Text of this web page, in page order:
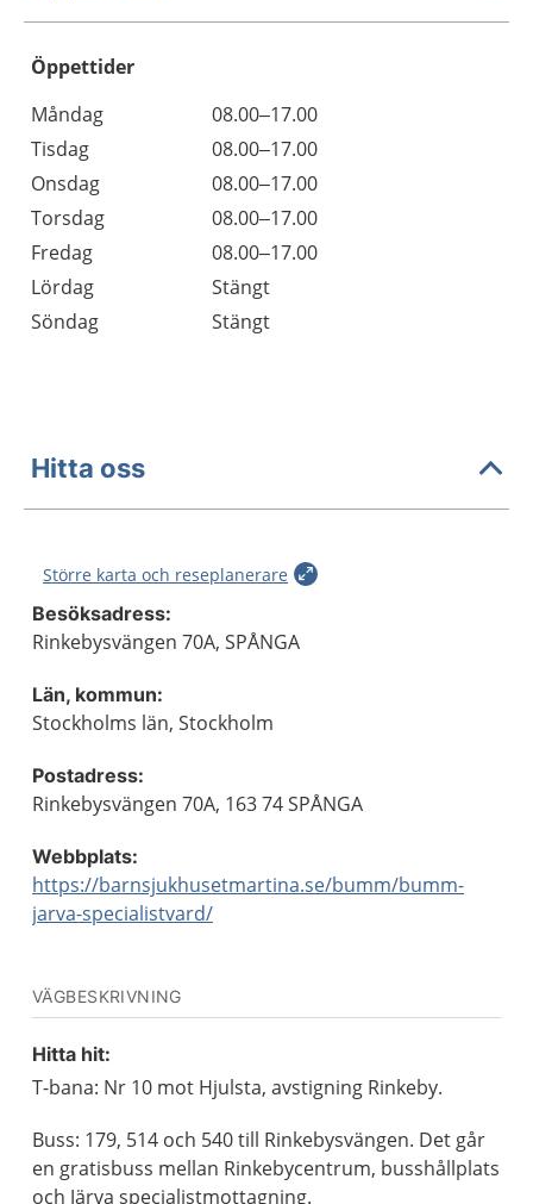
Öppettider
Dag
Öppettider
Kommentarer
Måndag
08.00–17.00
Tisdag
08.00–17.00
Onsdag
08.00–17.00
Torsdag
08.00–17.00
Fredag
08.00–17.00
Lördag
Stängt
Söndag
Stängt
Hitta oss
Större karta och reseplanerare
Besöksadress:
Rinkebysvängen 70A, SPÅNGA
Län, kommun:
Stockholms län, Stockholm
Postadress:
Rinkebysvängen 70A, 163 74 SPÅNGA
Webbplats:
https://barnsjukhusetmartina.se/bumm/bumm-
jarva-specialistvard/
VÄGBESKRIVNING
Hitta hit:
T-bana: Nr 10 mot Hjulsta, avstigning Rinkeby.
Buss: 179, 514 och 540 till Rinkebysvängen. Det går
en gratisbuss mellan Rinkebycentrum, busshållplats
och Järva specialistmottagning.